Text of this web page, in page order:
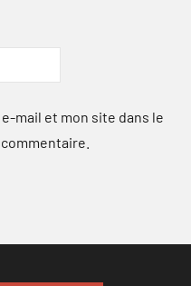
mail et mon site dans le